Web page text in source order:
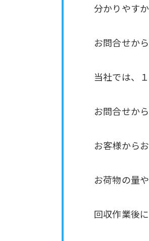
分かりやす
お問合せか
当社では、
お問合せか
お客様から
お荷物の量
回収作業後